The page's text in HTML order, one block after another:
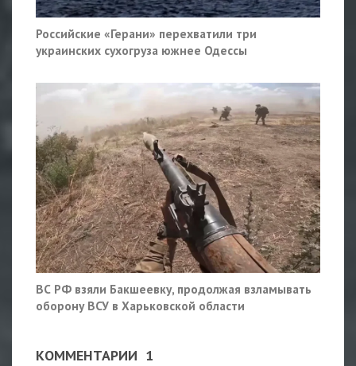
Российские «Герани» перехватили три
украинских сухогруза южнее Одессы
ВС РФ взяли Бакшеевку, продолжая взламывать
оборону ВСУ в Харьковской области
КОММЕНТАРИИ 1